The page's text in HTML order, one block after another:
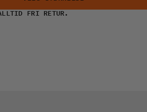
FRI RETUR.